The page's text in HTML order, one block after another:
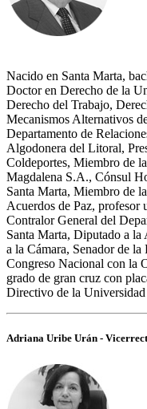
Nacido en Santa Marta,
Doctor en Derecho de la
Derecho del Trabajo,
Mecanismos Alternativos
Departamento de
Algodonera del Litoral,
Coldeportes, Miembro de
Magdalena S.A., Cónsul
Santa Marta, Miembro de
Acuerdos de Paz, profesor
Contralor General del
Santa Marta, Diputado a la
a la Cámara, Senador de
Congreso Nacional con la
grado de gran cruz con
Directivo de la
Adriana Uribe Urán -